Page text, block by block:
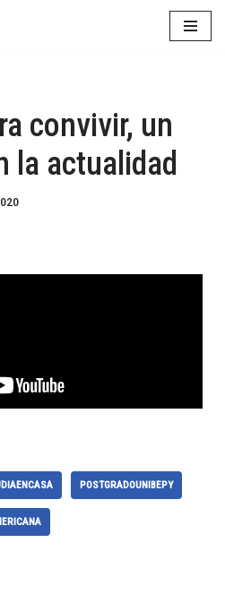
convivir, un
la actualidad
POSTGRADOUNIBEPY